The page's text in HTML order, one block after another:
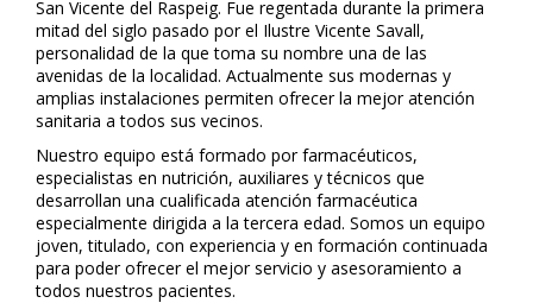
San Vicente del Raspeig. Fue regentada durante la primera
mitad del siglo pasado por el Ilustre Vicente Savall,
personalidad de la que toma su nombre una de las
avenidas de la localidad. Actualmente sus modernas y
amplias instalaciones permiten ofrecer la mejor atención
sanitaria a todos sus vecinos.
Nuestro equipo está formado por farmacéuticos,
especialistas en nutrición, auxiliares y técnicos que
desarrollan una cualificada atención farmacéutica
especialmente dirigida a la tercera edad. Somos un equipo
joven, titulado, con experiencia y en formación continuada
para poder ofrecer el mejor servicio y asesoramiento a
todos nuestros pacientes.